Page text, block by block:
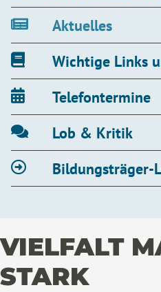
Aktuelles
Wichtige Links
Telefontermine
Lob & Kritik
Bildungsträger-
VIELFALT
STARK